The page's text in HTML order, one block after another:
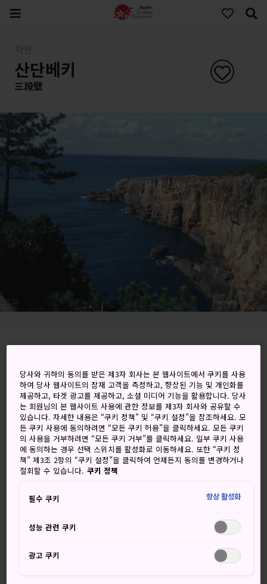
산단베키
三段壁
2927-52, Shirahama-cho, Nishimuro-gun,
Google 지도에서 보기
환승 정보 받기
키워드 지도
비밀스러운 과거를 간직한 특이 지
형의 절벽
험준한 산단베키 절벽은
의 완벽한 백사장
과 불과 몇 km쯤 떨어진 곳에 황량하고 울퉁불퉁한 형상으로
당사와 귀하의 동의를 받은 제3자 회사는 본 웹사이트에서 쿠키를 사용
하여 당사 웹사이트의 잠재 고객을 측정하고, 향상된 기능 및 개인화를
제공하고, 타겟 광고를 제공하고, 소셜 미디어 기능을 활용합니다. 당사
는 회원님의 본 웹사이트 사용에 관한 정보를 제3자 회사와 공유할 수
있습니다. 자세한 내용은 “쿠키 정책” 및 “쿠키 설정”을 참조하세요. 모
든 쿠키 사용에 동의하려면 “모든 쿠키 허용”을 클릭하세요. 모든 쿠키
의 사용을 거부하려면 “모든 쿠키 거부”를 클릭하세요. 일부 쿠키 사용
에 동의하는 경우 선택 스위치를 활성화로 이동하세요. 또한 “쿠키 정
책” 제3조 2항의 “쿠키 설정”을 클릭하여 언제든지 동의를 변경하거나
철회할 수 있습니다. 쿠키 정책
필수 쿠키 항상 활성화
성능 관련 쿠키
광고 쿠키